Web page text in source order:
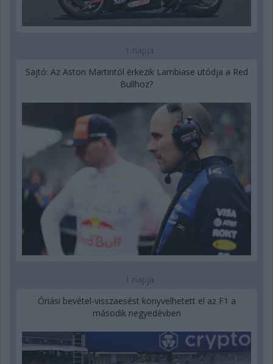
1 napja
Sajtó: Az Aston Martintól érkezik Lambiase utódja a Red
Bullhoz?
1 napja
Óriási bevétel-visszaesést könyvelhetett el az F1 a
második negyedévben